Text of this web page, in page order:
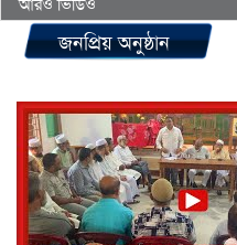
জনপ্রিয় অনুষ্ঠান